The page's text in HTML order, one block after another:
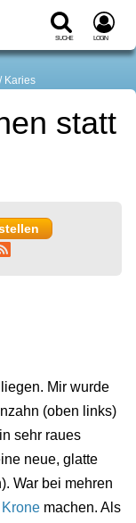
Suche Login
Karies
statt
Mir wurde
(oben links)
sehr raues
neue, glatte
War bei mehren
Krone machen. Als